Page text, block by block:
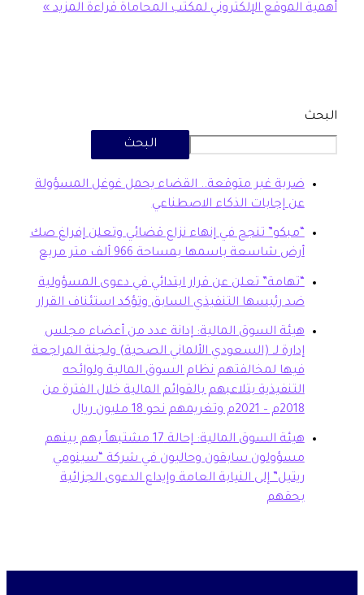
الإلكتروني لمكتب المحاماةقراءة المزيد »
غير متوقعة.. القضاء يحمل غوغل المسؤولة
إجابات الذكاء الاصطناعي
تنجح في إنهاء نزاع قضائي وتعلن إفراغ صك
شاسعة باسمها بمساحة 966 ألف متر مربع
تعلن عن قرار ابتدائي في دعوى المسؤولية
رئيسها التنفيذي السابق وتؤكد استئناف القرار
السوق المالية: إدانة عدد من أعضاء مجلس
لـ (السعودي الألماني الصحية) ولجنة المراجعة
لمخالفتهم نظام السوق المالية ولوائحه
بتلاعبهم بالقوائم المالية خلال الفترة من
هيئة السوق المالية: إحالة 17 مشتبهاً بهم بينهم
سابقون وحاليون في شركة “سينومي
إلى النيابة العامة وإيداع الدعوى الجزائية